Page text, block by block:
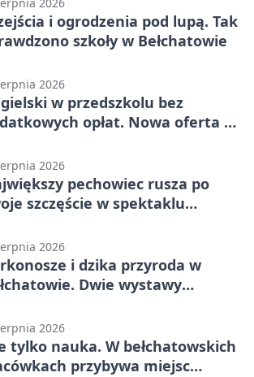
i ogrodzenia pod lupą. Tak
szkoły w Bełchatowie
2026
w przedszkolu bez
opłat. Nowa oferta w
2026
pechowiec rusza po
szczęście w spektaklu
2026
i dzika przyroda w
Dwie wystawy
2026
tylko nauka. W bełchatowskich
przybywa miejsc